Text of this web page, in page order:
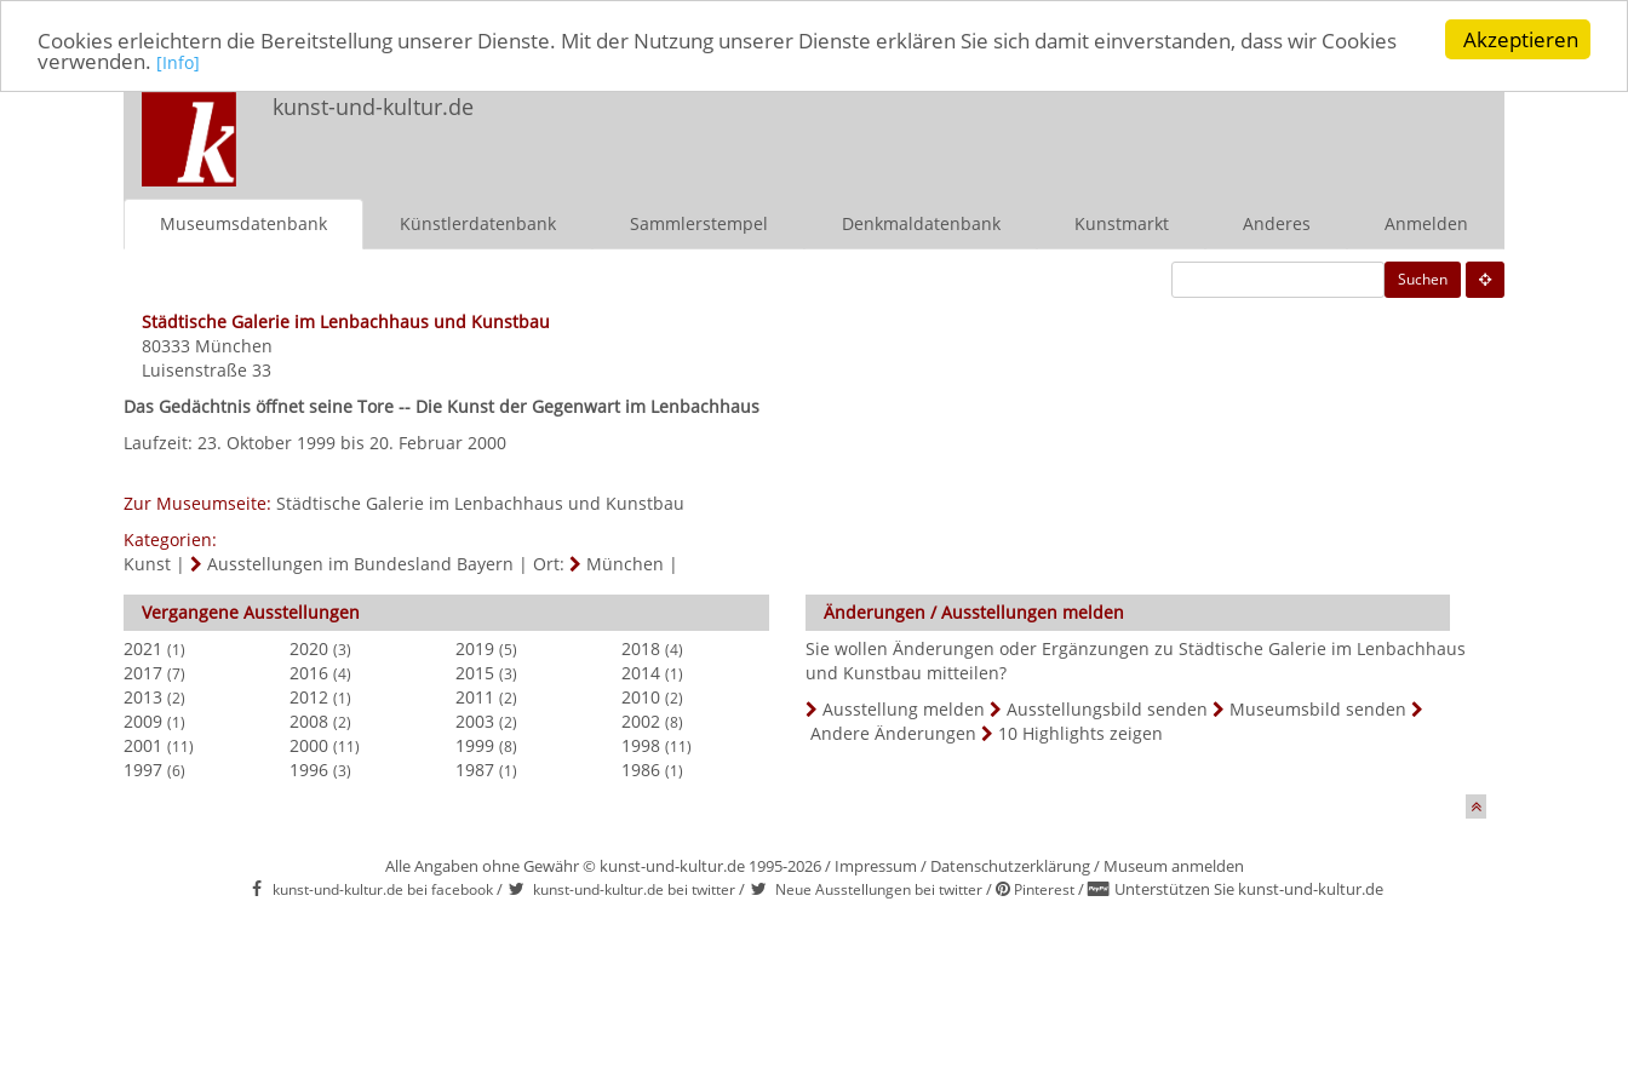
Akzeptieren
Cookies erleichtern die Bereitstellung unserer Dienste. Mit der Nutzung unserer Dienste erklären Sie sich damit einverstanden, dass wir Cookies
verwenden. [Info]
kunst-und-kultur.de
Museumsdatenbank Künstlerdatenbank Sammlerstempel Denkmaldatenbank Kunstmarkt Anderes Anmelden
Suchen
Städtische Galerie im Lenbachhaus und Kunstbau
80333 München
Luisenstraße 33
Das Gedächtnis öffnet seine Tore -- Die Kunst der Gegenwart im Lenbachhaus
Laufzeit: 23. Oktober 1999 bis 20. Februar 2000
Zur Museumseite: Städtische Galerie im Lenbachhaus und Kunstbau
Kategorien:
Kunst | Ausstellungen im Bundesland Bayern | Ort: München |
Vergangene Ausstellungen
2021 (1) 2020 (3) 2019 (5) 2018 (4)
2017 (7) 2016 (4) 2015 (3) 2014 (1)
2013 (2) 2012 (1) 2011 (2) 2010 (2)
2009 (1) 2008 (2) 2003 (2) 2002 (8)
2001 (11) 2000 (11) 1999 (8) 1998 (11)
1997 (6) 1996 (3) 1987 (1) 1986 (1)
Änderungen / Ausstellungen melden
Sie wollen Änderungen oder Ergänzungen zu Städtische Galerie im Lenbachhaus
und Kunstbau mitteilen?
Ausstellung melden
Ausstellungsbild senden
Museumsbild senden
Andere Änderungen
10 Highlights zeigen
Alle Angaben ohne Gewähr © kunst-und-kultur.de 1995-2026 / Impressum / Datenschutzerklärung/ Museum anmelden
kunst-und-kultur.de bei facebook/ kunst-und-kultur.de bei twitter/ Neue Ausstellungen bei twitter/ Pinterest/ Unterstützen Sie kunst-und-kultur.de